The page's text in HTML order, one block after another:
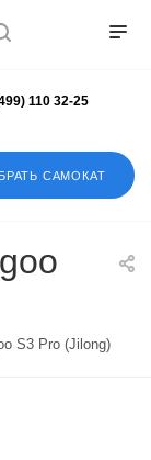
САМОКАТ
110 32-25
S3 Pro (Jilong)